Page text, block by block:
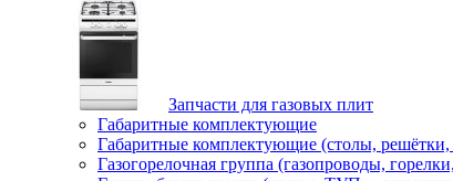
Запчасти для газовых плит
Габаритные комплектующие
Габаритные комплектующие (столы,
Газогорелочная группа (газопроводы,